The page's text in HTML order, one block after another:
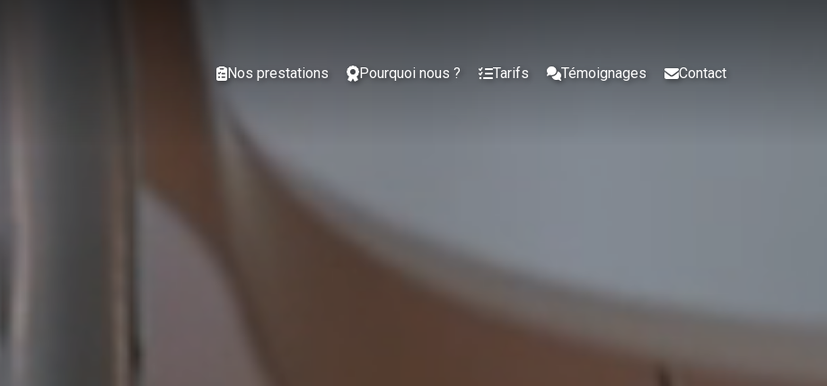
Nos prestations Pourquoi nous ? Tarifs Témoignages Contact